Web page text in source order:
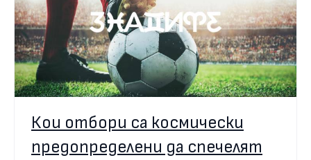
Кои отбори са космически
предопределени да спечелят